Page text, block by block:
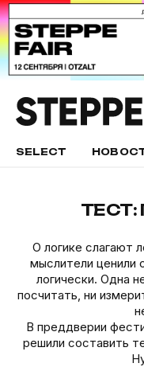
SELECT
ТЕСТ:
О логике слагают
мыслители ценили
логически. Одна
посчитать, ни
В преддверии
решили составить